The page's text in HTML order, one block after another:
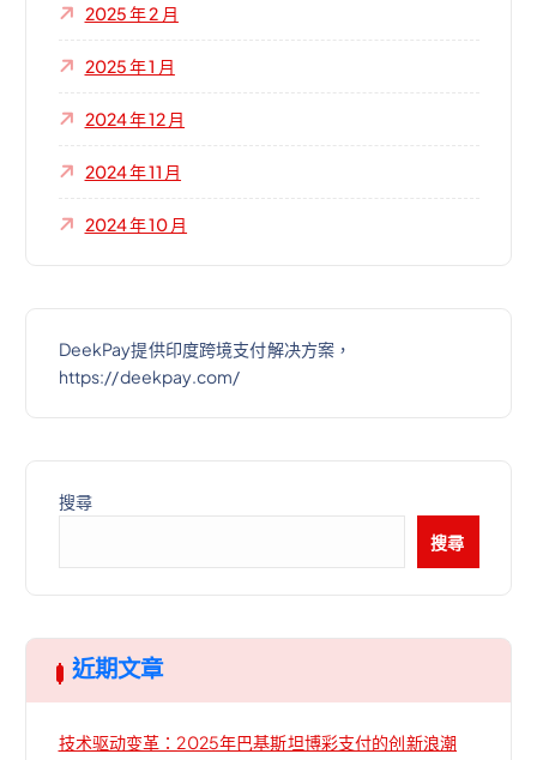
2025 年 2 月
2025 年 1 月
2024 年 12 月
2024 年 11 月
2024 年 10 月
DeekPay提供印度跨境支付解决方案，
https://deekpay.com/
搜尋
搜尋
近期文章
技术驱动变革：2025年巴基斯坦博彩支付的创新浪潮